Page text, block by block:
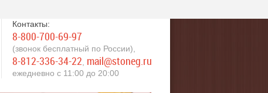
Контакты:
8-800-700-69-97
(звонок бесплатный по России),
8-812-336-34-22 mail@stoneg.ru
ежедневно с 11:00 до 20:00